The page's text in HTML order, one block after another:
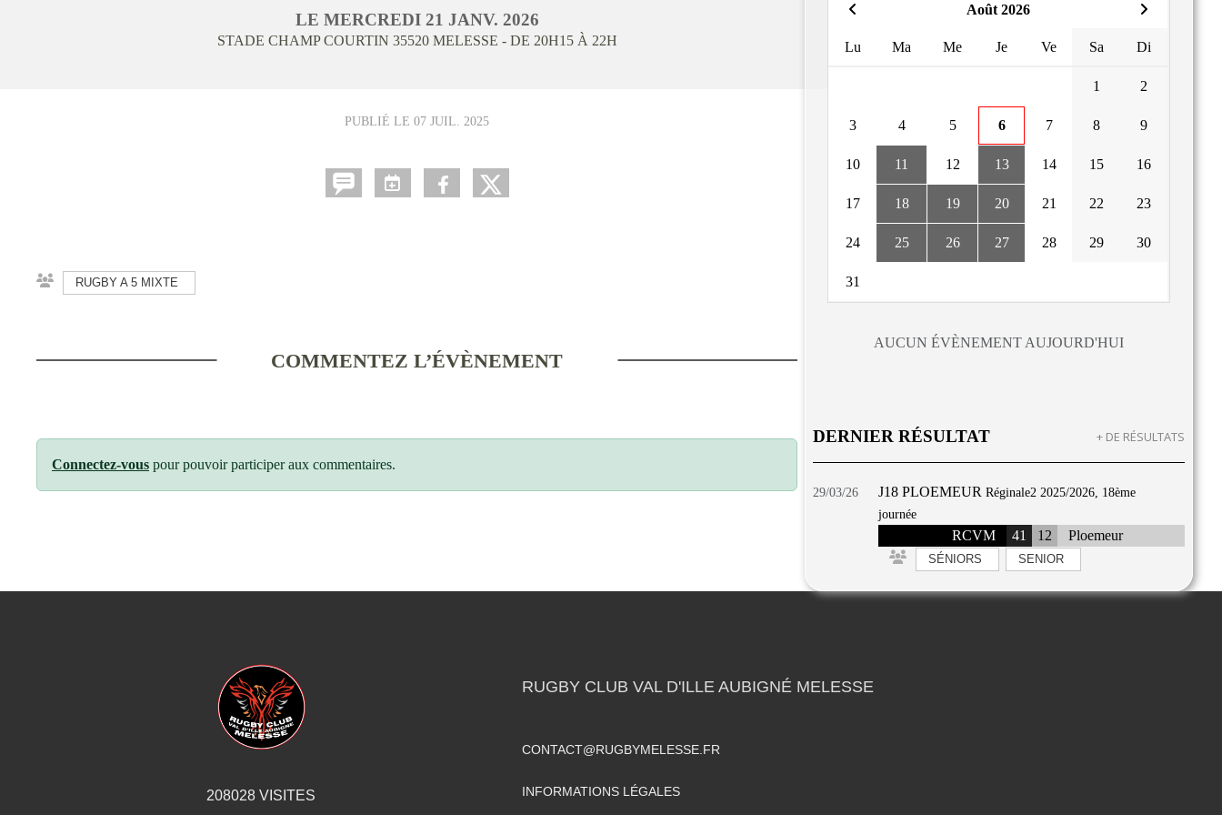
LE MERCREDI 21 JANV. 2026
STADE CHAMP COURTIN 35520 MELESSE - DE 20H15 À 22H
PUBLIÉ LE07 JUIL. 2025
RUGBY A 5 MIXTE
COMMENTEZ L’ÉVÈNEMENT
Connectez-vous pour pouvoir participer aux commentaires.
Août 2026
Lu Ma Me Je Ve Sa Di
1 2
3 4 5 6 7 8 9
10 11 12 13 14 15 16
17 18 19 20 21 22 23
24 25 26 27 28 29 30
31
AUCUN ÉVÈNEMENT AUJOURD'HUI
DERNIER RÉSULTAT
29/03/26 J18 PLOEMEUR Réginale2 2025/2026, 18ème
journée
RCVM 41 12 Ploemeur
SÉNIORS SENIOR
+ DE RÉSULTATS
208028 VISITES
RUGBY CLUB VAL D'ILLE AUBIGNÉ MELESSE
CONTACT@RUGBYMELESSE.FR
INFORMATIONS LÉGALES